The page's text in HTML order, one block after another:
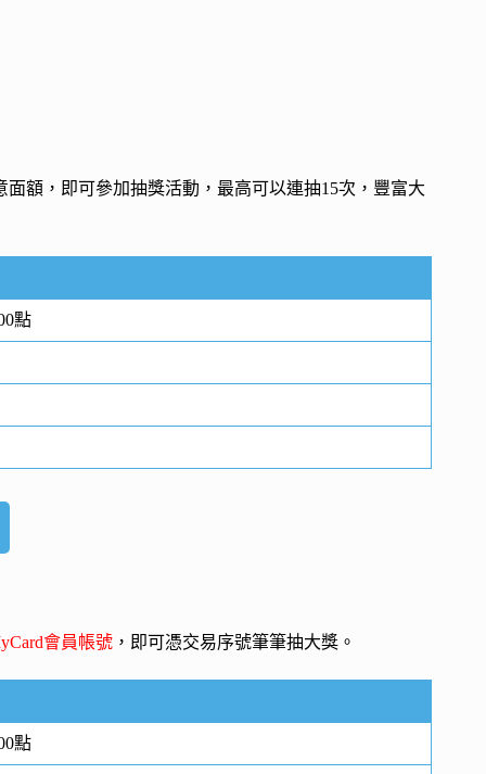
面額，即可參加抽獎活動，最高可以連抽15次，豐富大
點
會員帳號 ，即可憑交易序號筆筆抽大獎。
點